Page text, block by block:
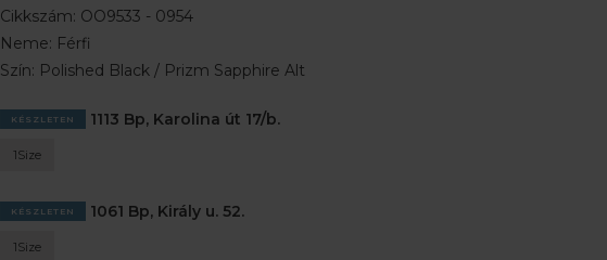
Cikkszám: OO9533 - 0954
Neme: Férfi
Szín: Polished Black / Prizm Sapphire Alt
KÉSZLETEN 1113 Bp, Karolina út 17/b.
1Size
KÉSZLETEN 1061 Bp, Király u. 52.
1Size